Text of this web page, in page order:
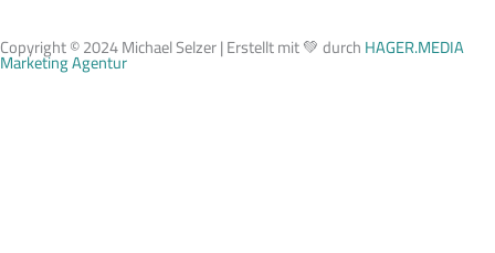
Copyright © 2024 Michael Selzer | Erstellt mit 💚 durchHAGER.MEDIA
Marketing Agentur